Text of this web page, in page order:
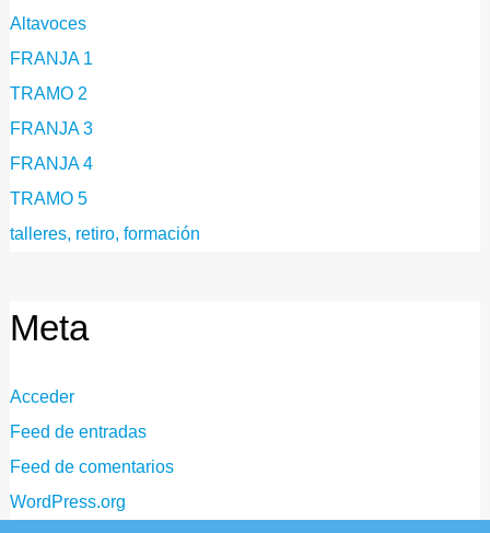
Altavoces
FRANJA 1
TRAMO 2
FRANJA 3
FRANJA 4
TRAMO 5
talleres, retiro, formación
Meta
Acceder
Feed de entradas
Feed de comentarios
WordPress.org